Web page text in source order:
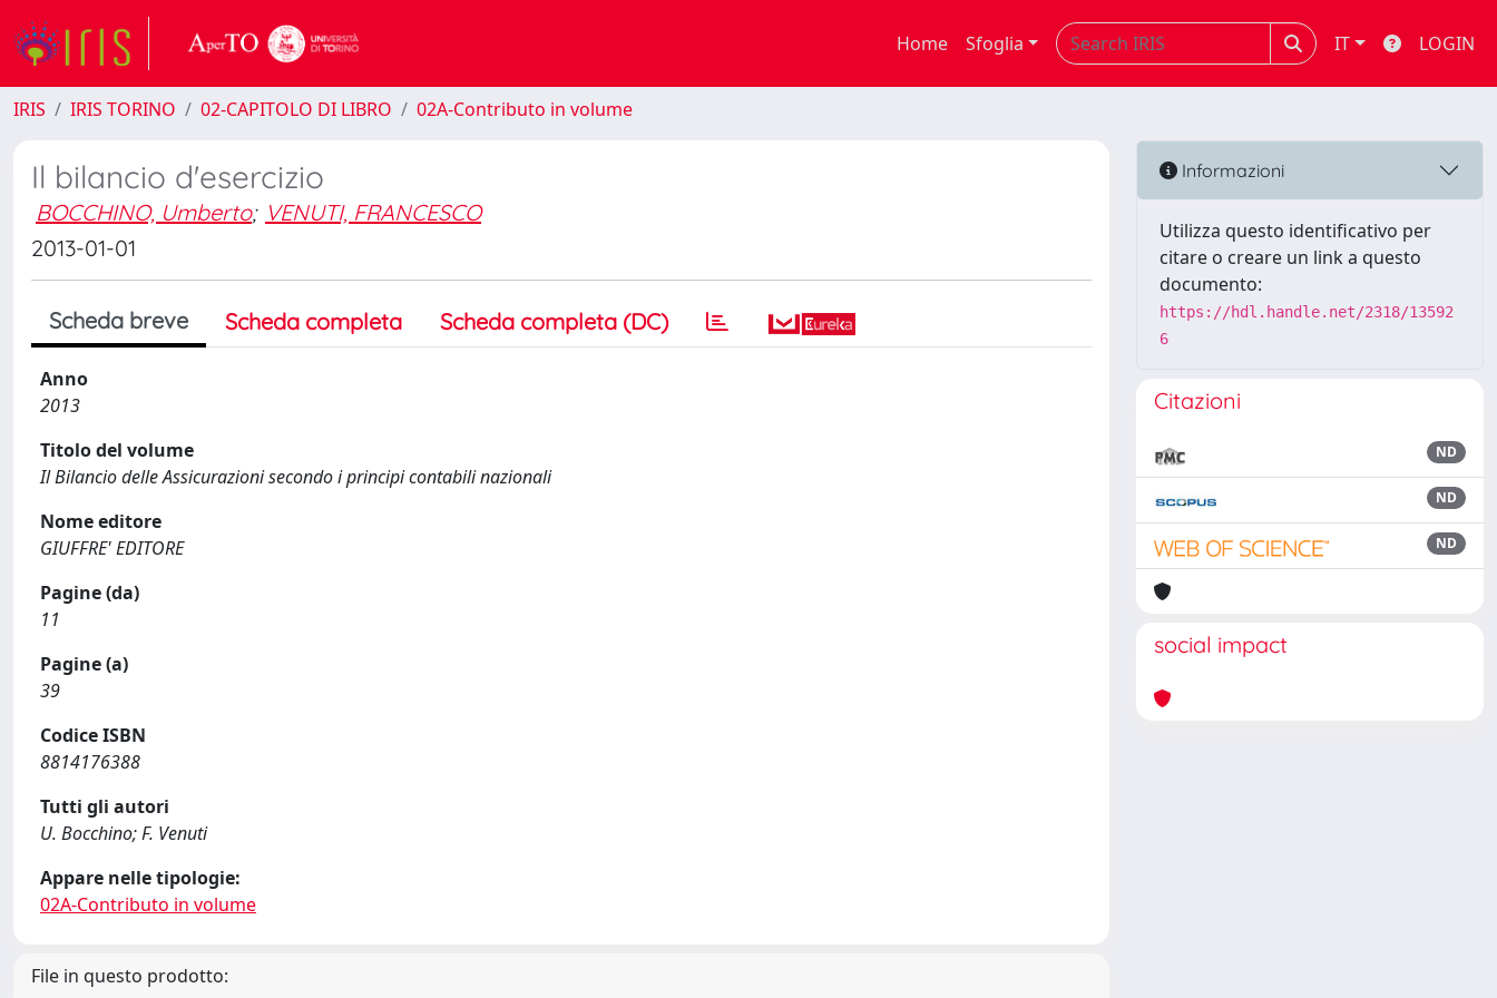
Home Sfoglia IT LOGIN
IRIS IRIS TORINO 02-CAPITOLO DI LIBRO 02A-Contributo in volume
Il bilancio d'esercizio
BOCCHINO, Umberto; VENUTI, FRANCESCO
2013-01-01
Scheda breve Scheda completa Scheda completa (DC)
Anno
2013
Titolo del volume
Il Bilancio delle Assicurazioni secondo i principi contabili nazionali
Nome editore
GIUFFRE' EDITORE
Pagine (da)
11
Pagine (a)
39
Codice ISBN
8814176388
Tutti gli autori
U. Bocchino; F. Venuti
Appare nelle tipologie:
02A-Contributo in volume
File in questo prodotto:
Informazioni
Utilizza questo identificativo per
citare o creare un link a questo
documento:
https://hdl.handle.net/2318/13592
6
Citazioni
ND
ND
ND
social impact